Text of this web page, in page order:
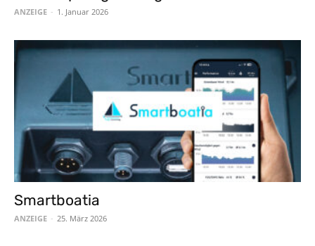
ANZEIGE - 1. Januar 2026
Smartboatia
ANZEIGE - 25. März 2026